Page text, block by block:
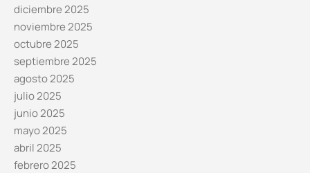
diciembre 2025
noviembre 2025
octubre 2025
septiembre 2025
agosto 2025
julio 2025
junio 2025
mayo 2025
abril 2025
febrero 2025